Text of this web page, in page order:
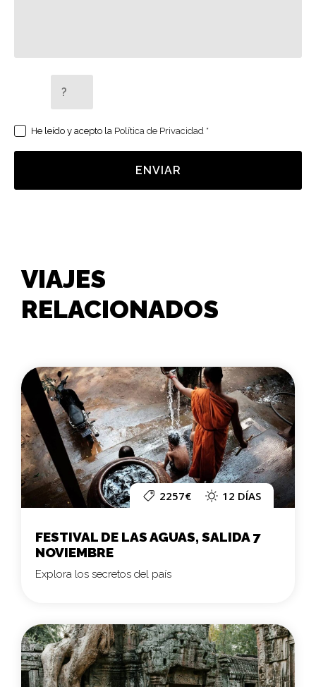
He leído y acepto la Política de Privacidad *
ENVIAR
VIAJES
RELACIONADOS
2257€ 12 DÍAS
FESTIVAL DE LAS AGUAS, SALIDA 7
NOVIEMBRE
Explora los secretos del país